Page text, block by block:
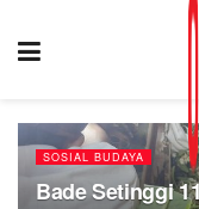
SOSIAL BUDAYA
Bade Setinggi